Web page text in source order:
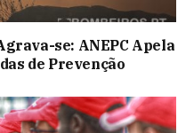
se: ANEPC Apela
de Prevenção